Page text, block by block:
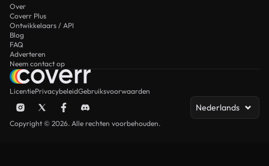
Over
Coverr Plus
Ontwikkelaars / API
Blog
FAQ
Adverteren
Neem contact op
LicentiePrivacybeleidGebruiksvoorwaarden
Nederlands
Copyright © 2026. Alle rechten voorbehouden.